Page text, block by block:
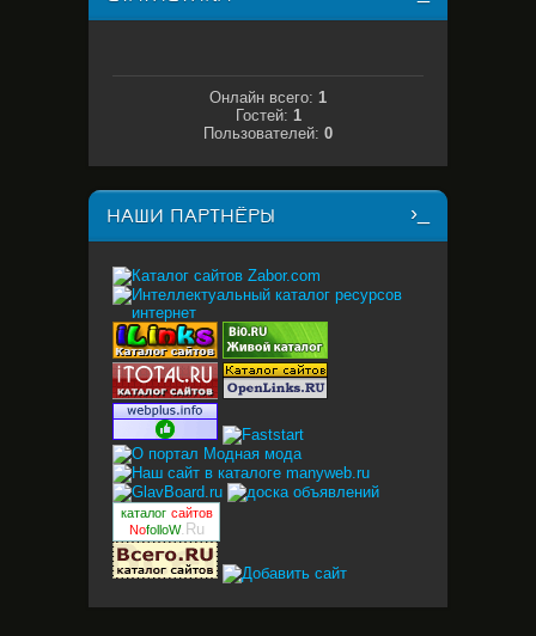
Онлайн всего: 1
Гостей: 1
Пользователей: 0
НАШИ ПАРТНЁРЫ
каталог сайтов
NofolloW.Ru